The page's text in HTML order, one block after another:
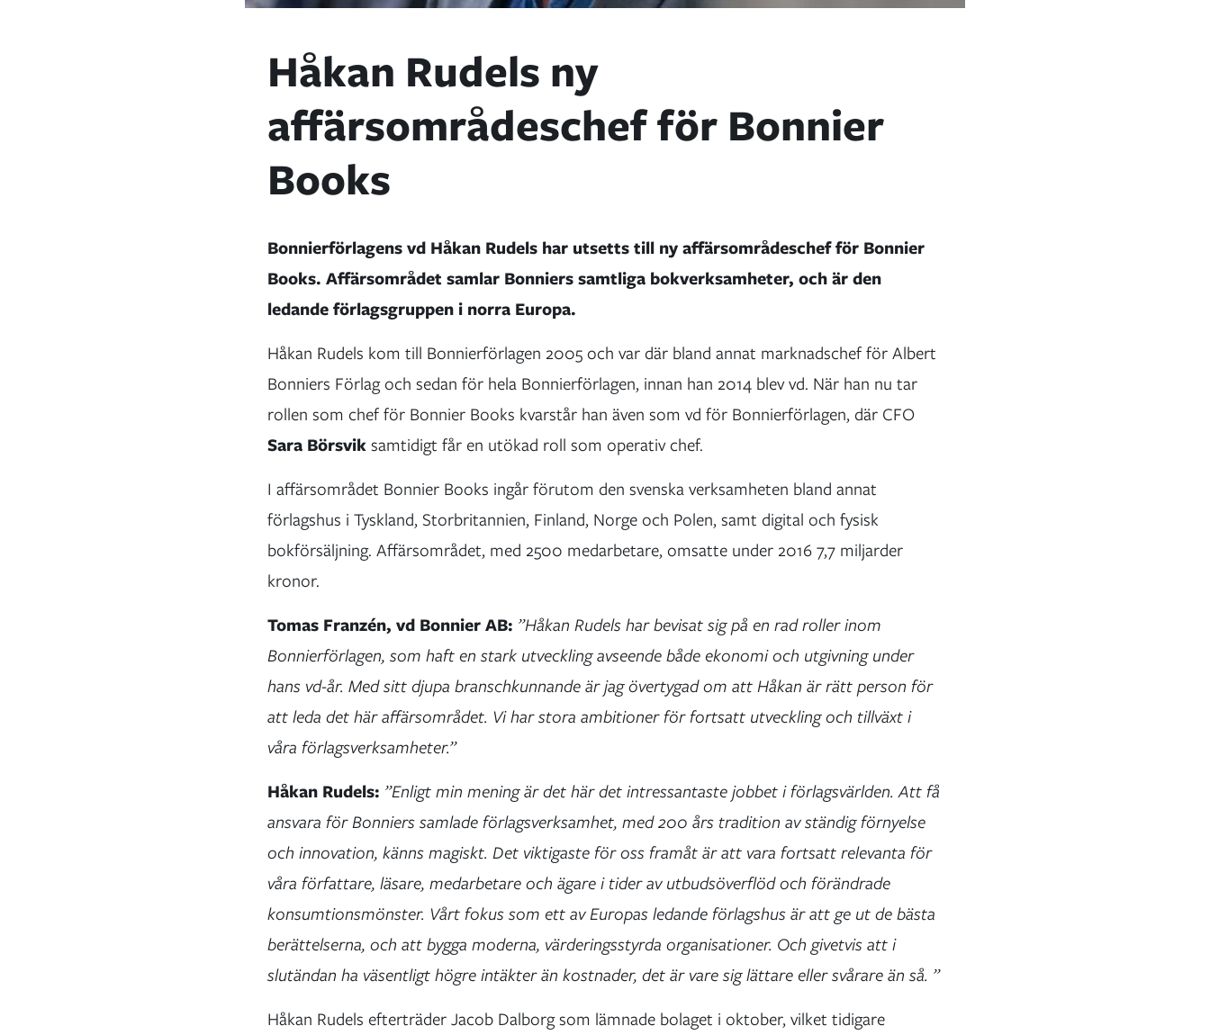
Håkan Rudels ny
affärsområdeschef för Bonnier
Books
Bonnierförlagens vd Håkan Rudels har utsetts till ny affärsområdeschef för Bonnier
Books. Affärsområdet samlar Bonniers samtliga bokverksamheter, och är den
ledande förlagsgruppen i norra Europa.
Håkan Rudels kom till Bonnierförlagen 2005 och var där bland annat marknadschef för Albert
Bonniers Förlag och sedan för hela Bonnierförlagen, innan han 2014 blev vd. När han nu tar
rollen som chef för Bonnier Books kvarstår han även som vd för Bonnierförlagen, där CFO
Sara Börsviksamtidigt får en utökad roll som operativ chef.
I affärsområdet Bonnier Books ingår förutom den svenska verksamheten bland annat
förlagshus i Tyskland, Storbritannien, Finland, Norge och Polen, samt digital och fysisk
bokförsäljning. Affärsområdet, med 2500 medarbetare, omsatte under 2016 7,7 miljarder
kronor.
Tomas Franzén, vd Bonnier AB: ”Håkan Rudels har bevisat sig på en rad roller inom
Bonnierförlagen, som haft en stark utveckling avseende både ekonomi och utgivning under
hans vd-år. Med sitt djupa branschkunnande är jag övertygad om att Håkan är rätt person för
att leda det här affärsområdet. Vi har stora ambitioner för fortsatt utveckling och tillväxt i
våra förlagsverksamheter.”
Håkan Rudels: ”Enligt min mening är det här det intressantaste jobbet i förlagsvärlden. Att få
ansvara för Bonniers samlade förlagsverksamhet, med 200 års tradition av ständig förnyelse
och innovation, känns magiskt. Det viktigaste för oss framåt är att vara fortsatt relevanta för
våra författare, läsare, medarbetare och ägare i tider av utbudsöverflöd och förändrade
konsumtionsmönster. Vårt fokus som ett av Europas ledande förlagshus är att ge ut de bästa
berättelserna, och att bygga moderna, värderingsstyrda organisationer. Och givetvis att i
slutändan ha väsentligt högre intäkter än kostnader, det är vare sig lättare eller svårare än så. ”
Håkan Rudels efterträder Jacob Dalborg som lämnade bolaget i oktober, vilket tidigare